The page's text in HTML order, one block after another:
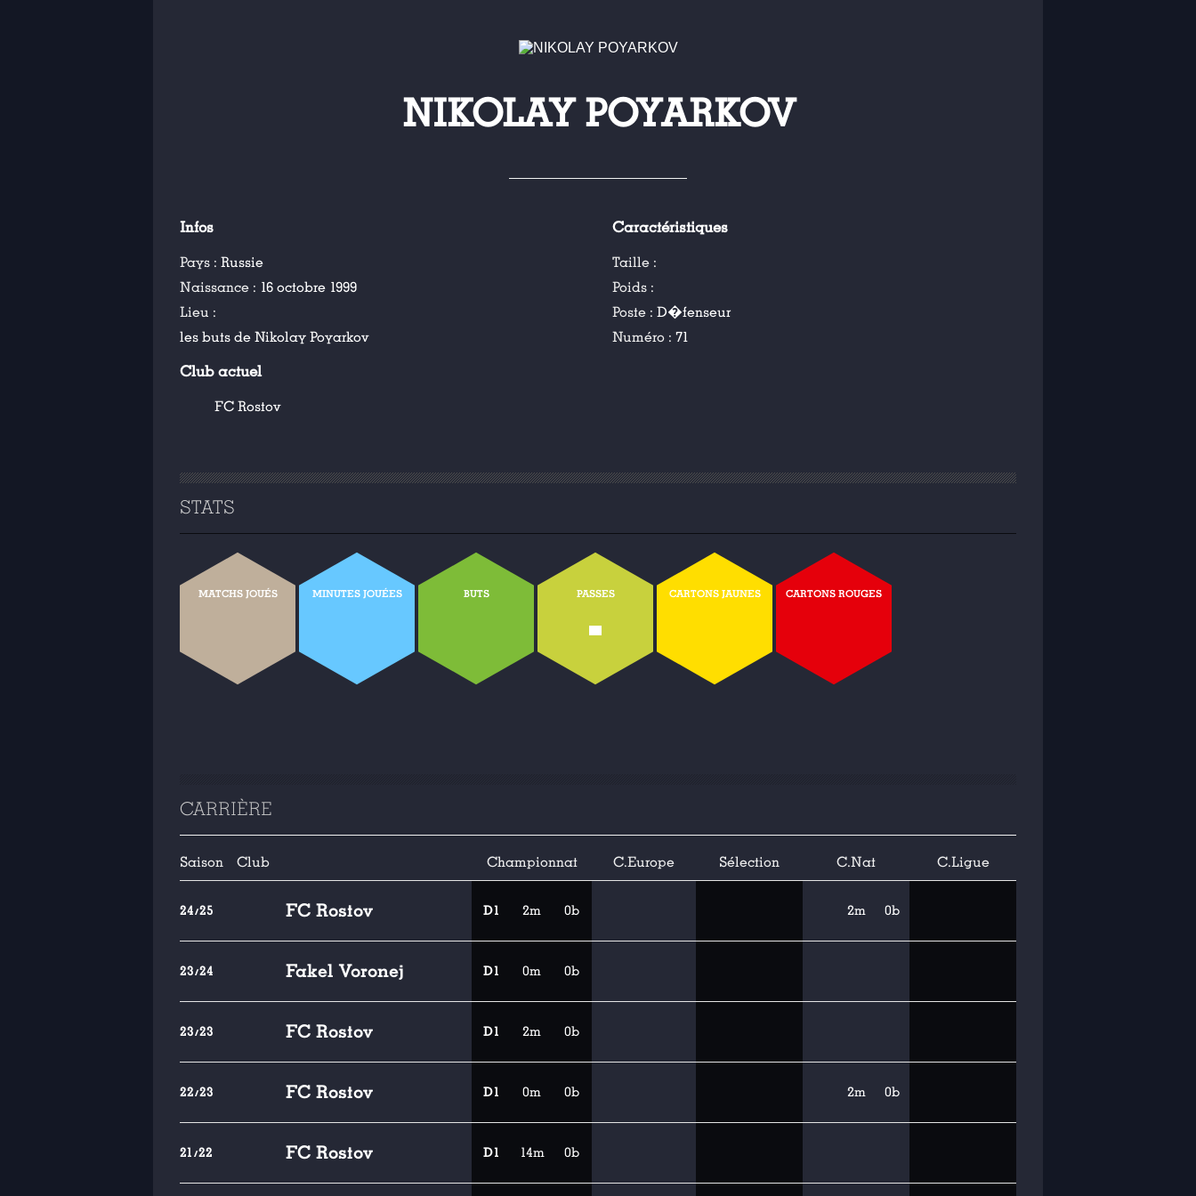
NIKOLAY POYARKOV
Infos
Pays : Russie
Naissance : 16 octobre 1999
Lieu :
les buts de Nikolay Poyarkov
Caractéristiques
Taille :
Poids :
Poste :D�fenseur
Numéro :71
Club actuel
FC Rostov
STATS
MATCHS JOUÉS MINUTES JOUÉES BUTS PASSES
-
CARTONS JAUNES CARTONS ROUGES
CARRIÈRE
Saison Club Championnat C.Europe Sélection C.Nat C.Ligue
24/25 FC Rostov D1 2m 0b 2m 0b
23/24 Fakel Voronej D1 0m 0b
23/23 FC Rostov D1 2m 0b
22/23 FC Rostov D1 0m 0b 2m 0b
21/22 FC Rostov D1 14m 0b